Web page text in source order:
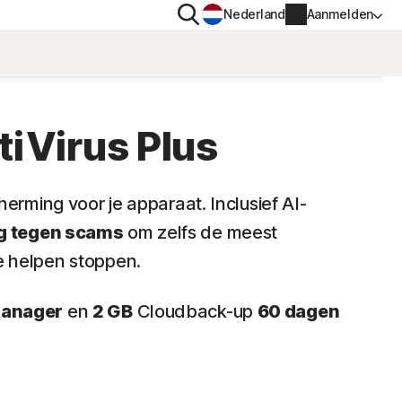
iOS™
Norton AntiTrack
ZoekenNederland Aanmelden
Factureringsgegevens
Bestelgeschiedenis
Plus
voor je apparaat. Inclusief AI-
tegen scams om zelfs de meest
helpen stoppen.
en 2 GBCloudback-up 60 dagen